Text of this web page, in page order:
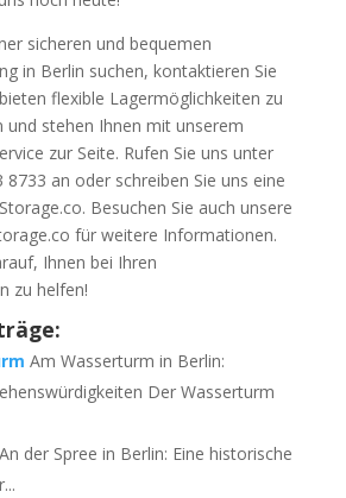
sicheren und bequemen
in Berlin suchen, kontaktieren Sie
flexible Lagermöglichkeiten zu
und stehen Ihnen mit unserem
zur Seite. Rufen Sie uns unter
8733 an oder schreiben Sie uns eine
Besuchen Sie auch unsere
für weitere Informationen.
Ihnen bei Ihren
zu helfen!
Am Wasserturm in Berlin:
Der Wasserturm
An der Spree in Berlin: Eine historische